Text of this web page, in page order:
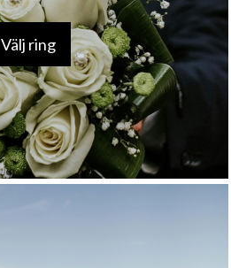
Välj ring